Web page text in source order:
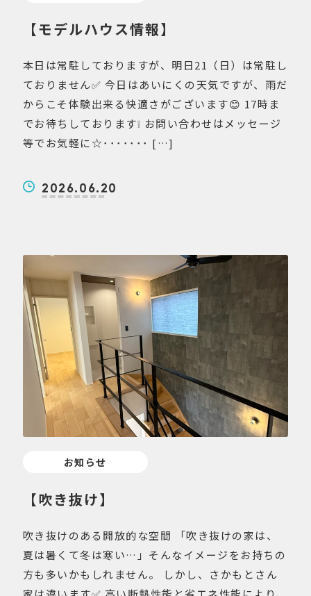
【モデルハウス情報】
本日は常駐しておりますが、明日21（日）は常駐し
ておりません✅ 今日はあいにくの天気ですが、雨だ
からこそ体験出来る快適さがございます😊 17時ま
でお待ちしております❕ お問い合わせはメッセージ
等でお気軽に☆･･･････ […]
2026.06.20
お知らせ
【吹き抜け】
吹き抜けのある開放的な空間 「吹き抜けの家は、
夏は暑くて冬は寒い…」そんなイメージをお持ちの
方も多いかもしれません。 しかし、さかもとさん